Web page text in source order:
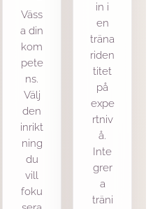
Väss
a din
kom
pete
ns.
Välj
den
inrikt
ning
du
vill
foku
in i
en
träna
riden
titet
på
expe
rtniv
å.
Inte
grer
a
träni